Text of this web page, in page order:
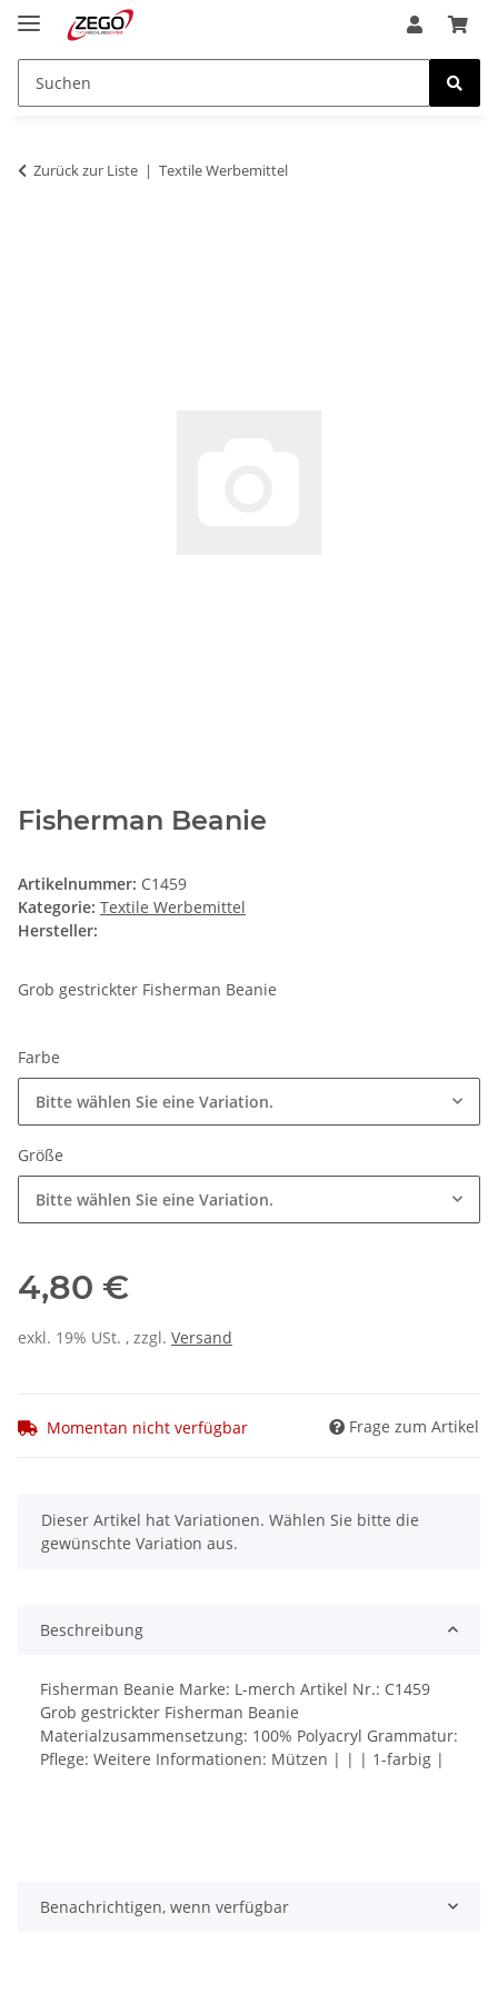
Zurück zur Liste Textile Werbemittel
Fisherman Beanie
Artikelnummer: C1459
Kategorie: Textile Werbemittel
Hersteller:
Grob gestrickter Fisherman Beanie
Farbe
Bitte wählen Sie eine Variation.
Größe
Bitte wählen Sie eine Variation.
4,80 €
exkl. 19% USt. , zzgl. Versand
Momentan nicht verfügbar Frage zum Artikel
x
Dieser Artikel hat Variationen. Wählen Sie bitte die
gewünschte Variation aus.
Beschreibung
Fisherman Beanie Marke: L-merch Artikel Nr.: C1459
Grob gestrickter Fisherman Beanie
Materialzusammensetzung: 100% Polyacryl Grammatur:
Pflege: Weitere Informationen: Mützen | | | 1-farbig |
Benachrichtigen, wenn verfügbar